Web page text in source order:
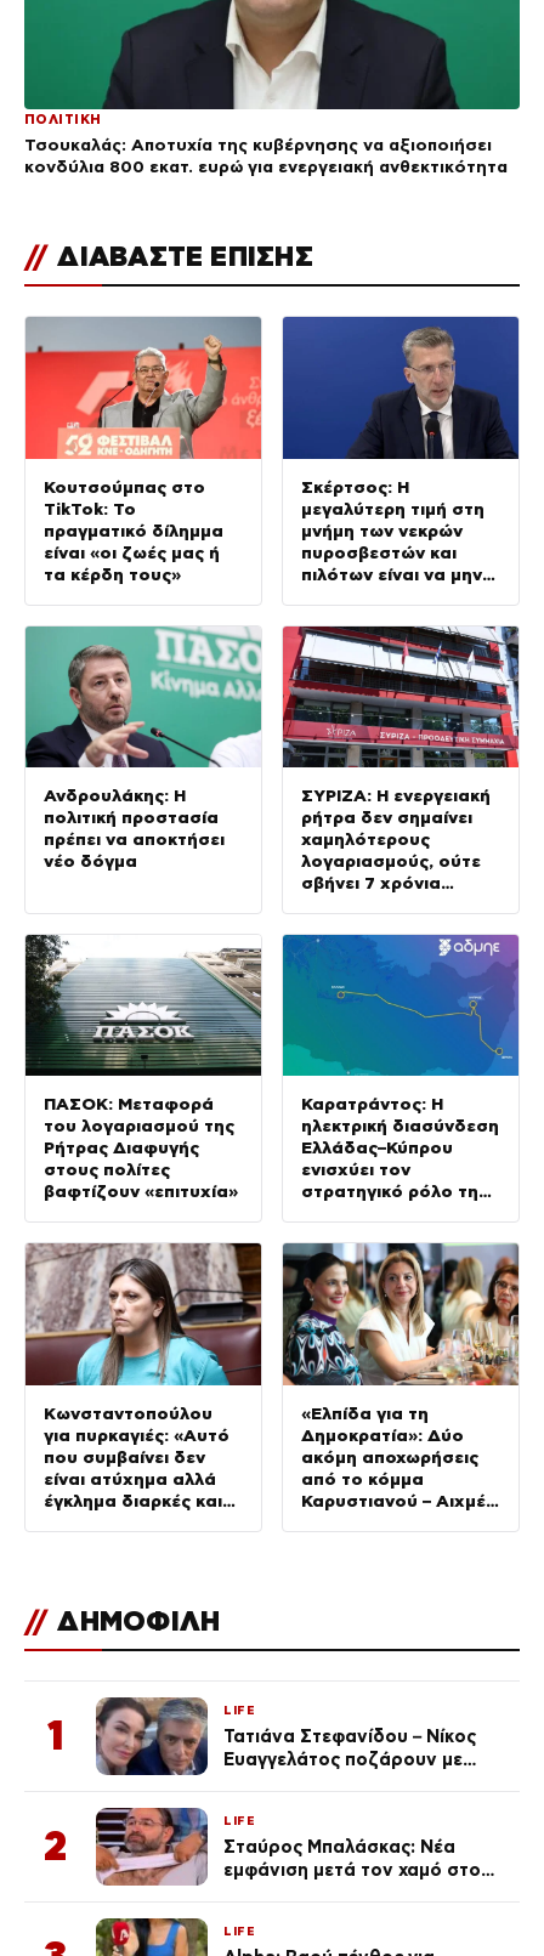
ΠΟΛΙΤΙΚΗ
Τσουκαλάς: Αποτυχία της κυβέρνησης να αξιοποιήσει
κονδύλια 800 εκατ. ευρώ για ενεργειακή ανθεκτικότητα
// ΔΙΑΒΑΣΤΕ ΕΠΙΣΗΣ
Κουτσούμπας στο
TikTok: Το
πραγματικό δίλημμα
είναι «οι ζωές μας ή
τα κέρδη τους»
Σκέρτσος: Η
μεγαλύτερη τιμή στη
μνήμη των νεκρών
πυροσβεστών και
πιλότων είναι να μην
πρόληψη
Ανδρουλάκης: Η
πολιτική προστασία
πρέπει να αποκτήσει
νέο δόγμα
ΣΥΡΙΖΑ: Η ενεργειακή
ρήτρα δεν σημαίνει
χαμηλότερους
λογαριασμούς, ούτε
σβήνει 7 χρόνια
ΠΑΣΟΚ: Μεταφορά
του λογαριασμού της
Ρήτρας Διαφυγής
στους πολίτες
βαφτίζουν «επιτυχία»
Καρατράντος: Η
ηλεκτρική διασύνδεση
Ελλάδας–Κύπρου
ενισχύει τον
στρατηγικό ρόλο της
Κωνσταντοπούλου
για πυρκαγιές: «Αυτό
που συμβαίνει δεν
είναι ατύχημα αλλά
έγκλημα διαρκές και
«Ελπίδα για τη
Δημοκρατία»: Δύο
ακόμη αποχωρήσεις
από το κόμμα
Καρυστιανού – Αιχμές
// ΔΗΜΟΦΙΛΗ
1
LIFE
Τατιάνα Στεφανίδου – Νίκος
Ευαγγελάτος ποζάρουν με
2
LIFE
Σταύρος Μπαλάσκας: Νέα
εμφάνιση μετά τον χαμό στο
LIFE